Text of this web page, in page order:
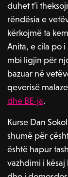
duhet t’i
rëndësia e
kërkojmë ta
Anita, e cila po
mbi ligjin për
bazuar në
qeverisë
dhe BE-ja.
Kurse Dan
shumë për
është hapur
vazhdimi i